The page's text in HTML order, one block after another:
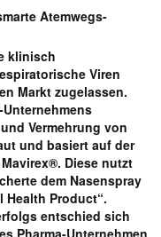
Atemwegs-
klinisch
Viren
Markt zugelassen.
Vermehrung von
und basiert auf der
Diese nutzt
dem Nasenspray
Health Product“.
entschied sich
Pharma-Unternehmen